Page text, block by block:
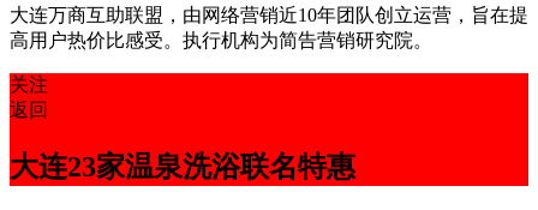
大连万商互助联盟，由网络营销近10年团队创立运营，旨在提
高用户热价比感受。执行机构为简告营销研究院。
关注
返回
大连23家温泉洗浴联名特惠